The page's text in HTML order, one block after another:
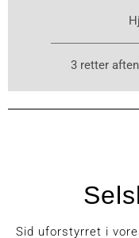
3 retter
Sid uforstyrret i